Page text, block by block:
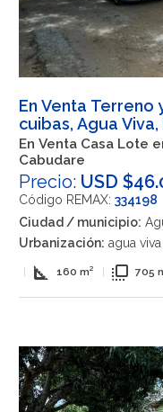
En Venta Terreno
cuibas, Agua
En Venta Casa Lote
Cabudare
Precio: USD
Código REMAX: 334198
Ciudad / municipio:
Urbanización: agua
square_foot 160 m² flip_to_front 705